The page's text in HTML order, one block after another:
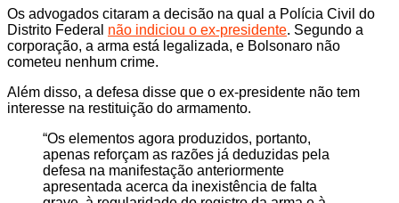
Os advogados citaram a decisão na qual a Polícia Civil do
Distrito Federal não indiciou o ex-presidente. Segundo a
corporação, a arma está legalizada, e Bolsonaro não
cometeu nenhum crime.
Além disso, a defesa disse que o ex-presidente não tem
interesse na restituição do armamento.
“Os elementos agora produzidos, portanto,
apenas reforçam as razões já deduzidas pela
defesa na manifestação anteriormente
apresentada acerca da inexistência de falta